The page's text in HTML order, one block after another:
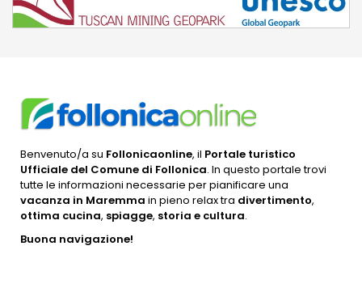
Benvenuto/a su Follonicaonline, il Portale turistico
Ufficiale del Comune di Follonica. In questo portale trovi
tutte le informazioni necessarie per pianificare una
vacanza in Maremma in pieno relax tra divertimento,
ottima cucina, spiagge, storia e cultura.
Buona navigazione!